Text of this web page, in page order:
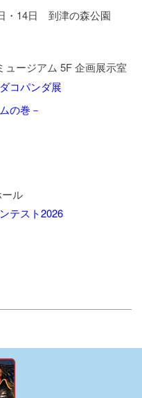
・14日 到津の森公園
ージアム 5F 企画展示室
コパンダ展
の巻－
ル
テスト2026